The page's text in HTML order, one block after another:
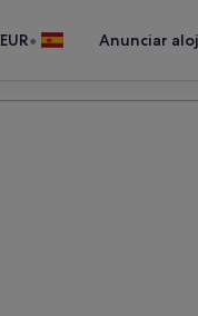
EUR• Anunciar